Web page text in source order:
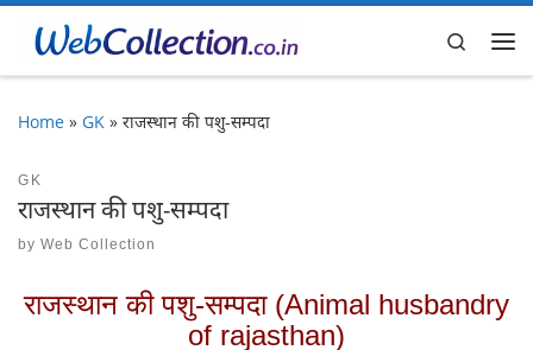
Skip to content
Search
Home » GK » राजस्थान की पशु-सम्पदा
GK
राजस्थान की पशु-सम्पदा
by Web Collection
राजस्थान की पशु-सम्पदा (Animal husbandry
of rajasthan)